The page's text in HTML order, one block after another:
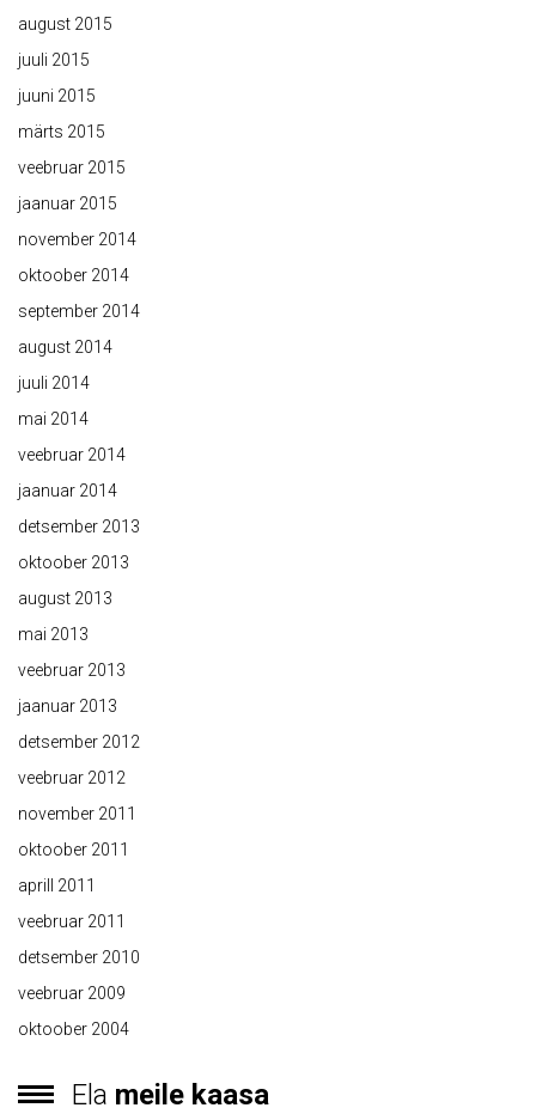
august 2015
juuli 2015
juuni 2015
märts 2015
veebruar 2015
jaanuar 2015
november 2014
oktoober 2014
september 2014
august 2014
juuli 2014
mai 2014
veebruar 2014
jaanuar 2014
detsember 2013
oktoober 2013
august 2013
mai 2013
veebruar 2013
jaanuar 2013
detsember 2012
veebruar 2012
november 2011
oktoober 2011
aprill 2011
veebruar 2011
detsember 2010
veebruar 2009
oktoober 2004
Ela meile kaasa